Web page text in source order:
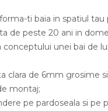
ti baia in spatiul tau
de peste 20 ani in
unei bai de
clara de 6mm grosime
montaj;
pe pardoseala si pe